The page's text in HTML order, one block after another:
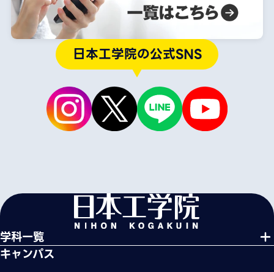
日本工学院の公式SNS
学科一覧
キャンパス